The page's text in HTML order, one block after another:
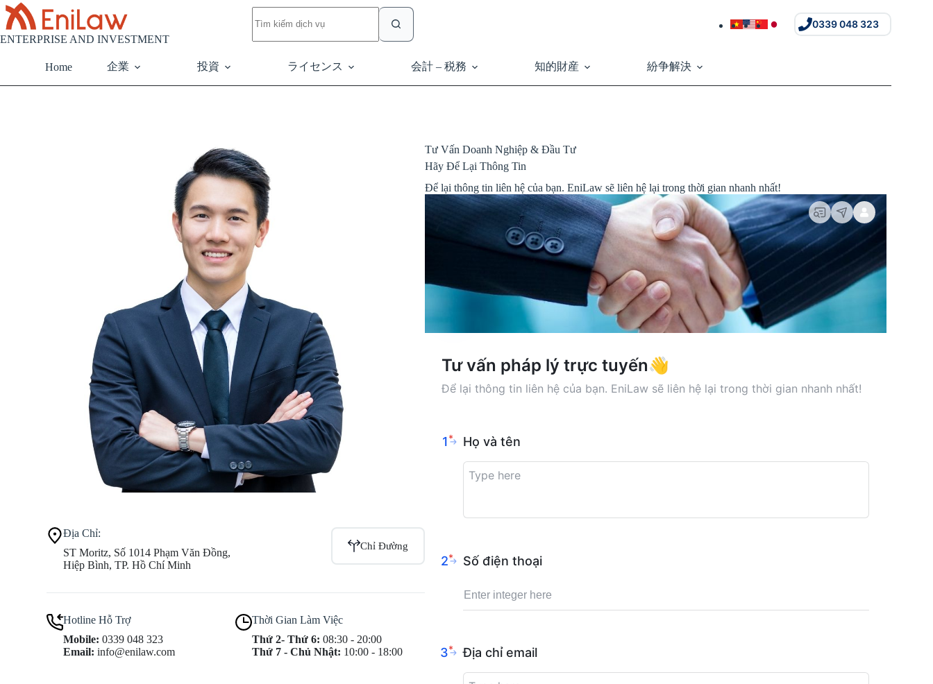
ENTERPRISE AND INVESTMENT
0339 048 323
Home 企業 投資 ライセンス 会計 – 税務 知的財産 紛争解決
Địa Chỉ:
ST Moritz, Số 1014 Phạm Văn Đồng,
Hiệp Bình, TP. Hồ Chí Minh
Chỉ Đường
Hotline Hỗ Trợ
Mobile: 0339 048 323
Email: info@enilaw.com
Thời Gian Làm Việc
Thứ 2- Thứ 6: 08:30 - 20:00
Thứ 7 - Chủ Nhật: 10:00 - 18:00
Tư Vấn Doanh Nghiệp & Đầu Tư
Hãy Để Lại Thông Tin
Để lại thông tin liên hệ của bạn. EniLaw sẽ liên hệ lại trong thời gian nhanh nhất!